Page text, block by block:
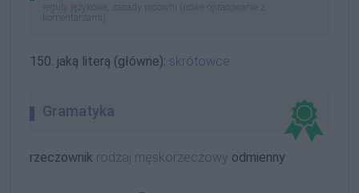
reguły językowe, zasady pisowni (nowe opracowanie z
komentarzami)
150. jaką literą (główne): skrótowce
Gramatyka
rzeczownik rodzaj męskorzeczowy odmienny